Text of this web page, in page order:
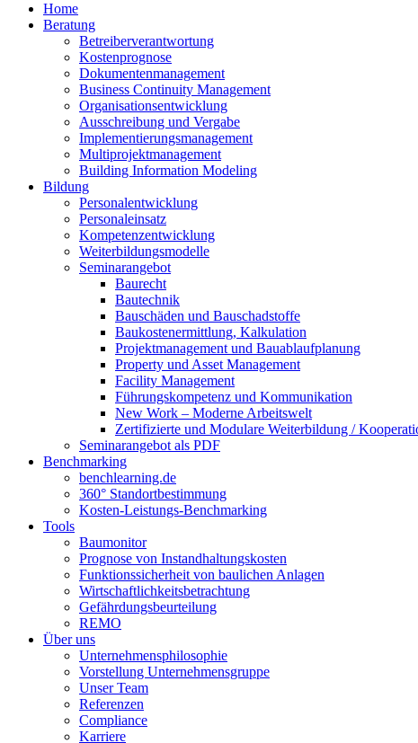
Home
Beratung
Betreiberverantwortung
Kostenprognose
Dokumentenmanagement
Business Continuity Management
Organisationsentwicklung
Ausschreibung und Vergabe
Implementierungsmanagement
Multiprojektmanagement
Building Information Modeling
Bildung
Personalentwicklung
Personaleinsatz
Kompetenzentwicklung
Weiterbildungsmodelle
Seminarangebot
Baurecht
Bautechnik
Bauschäden und Bauschadstoffe
Baukostenermittlung, Kalkulation
Projektmanagement und Bauablaufplanung
Property und Asset Management
Facility Management
Führungskompetenz und Kommunikation
New Work – Moderne Arbeitswelt
Zertifizierte und Modulare Weiterbildung /
Seminarangebot als PDF
Benchmarking
benchlearning.de
360° Standortbestimmung
Kosten-Leistungs-Benchmarking
Tools
Baumonitor
Prognose von Instandhaltungskosten
Funktionssicherheit von baulichen Anlagen
Wirtschaftlichkeitsbetrachtung
Gefährdungsbeurteilung
REMO
Über uns
Unternehmensphilosophie
Vorstellung Unternehmensgruppe
Unser Team
Referenzen
Compliance
Karriere